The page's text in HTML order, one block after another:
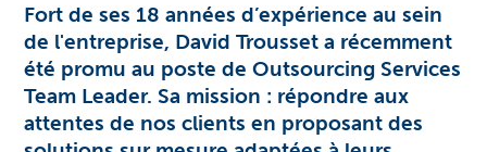
Fort de ses 18 années d’expérience au sein
de l'entreprise, David Trousset a récemment
été promu au poste deOutsourcing Services
Team Leader. Sa mission : répondre aux
attentes de nos clients en proposant des